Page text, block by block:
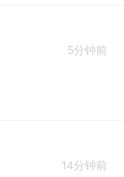
5分钟前
14分钟前